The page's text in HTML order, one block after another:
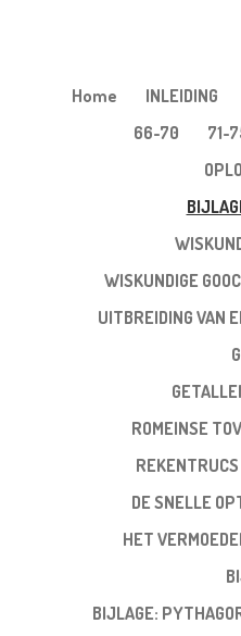
Home INLEIDING
66-70
71-
WISKUNDIGE
UITBREIDING VAN
ROMEINSE
DE SNELLE
HET
BIJLAGE: